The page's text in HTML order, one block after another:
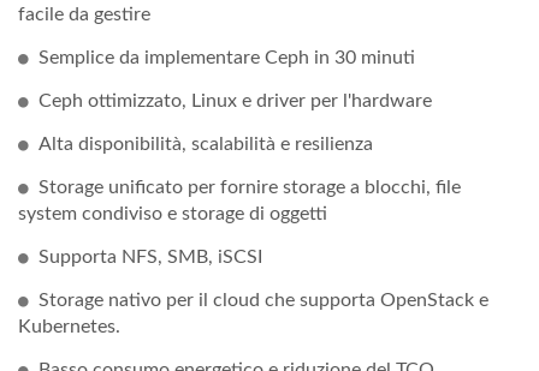
facile da gestire
Semplice da implementare Ceph in 30 minuti
Ceph ottimizzato, Linux e driver per l'hardware
Alta disponibilità, scalabilità e resilienza
Storage unificato per fornire storage a blocchi, file
system condiviso e storage di oggetti
Supporta NFS, SMB, iSCSI
Storage nativo per il cloud che supporta OpenStack e
Kubernetes.